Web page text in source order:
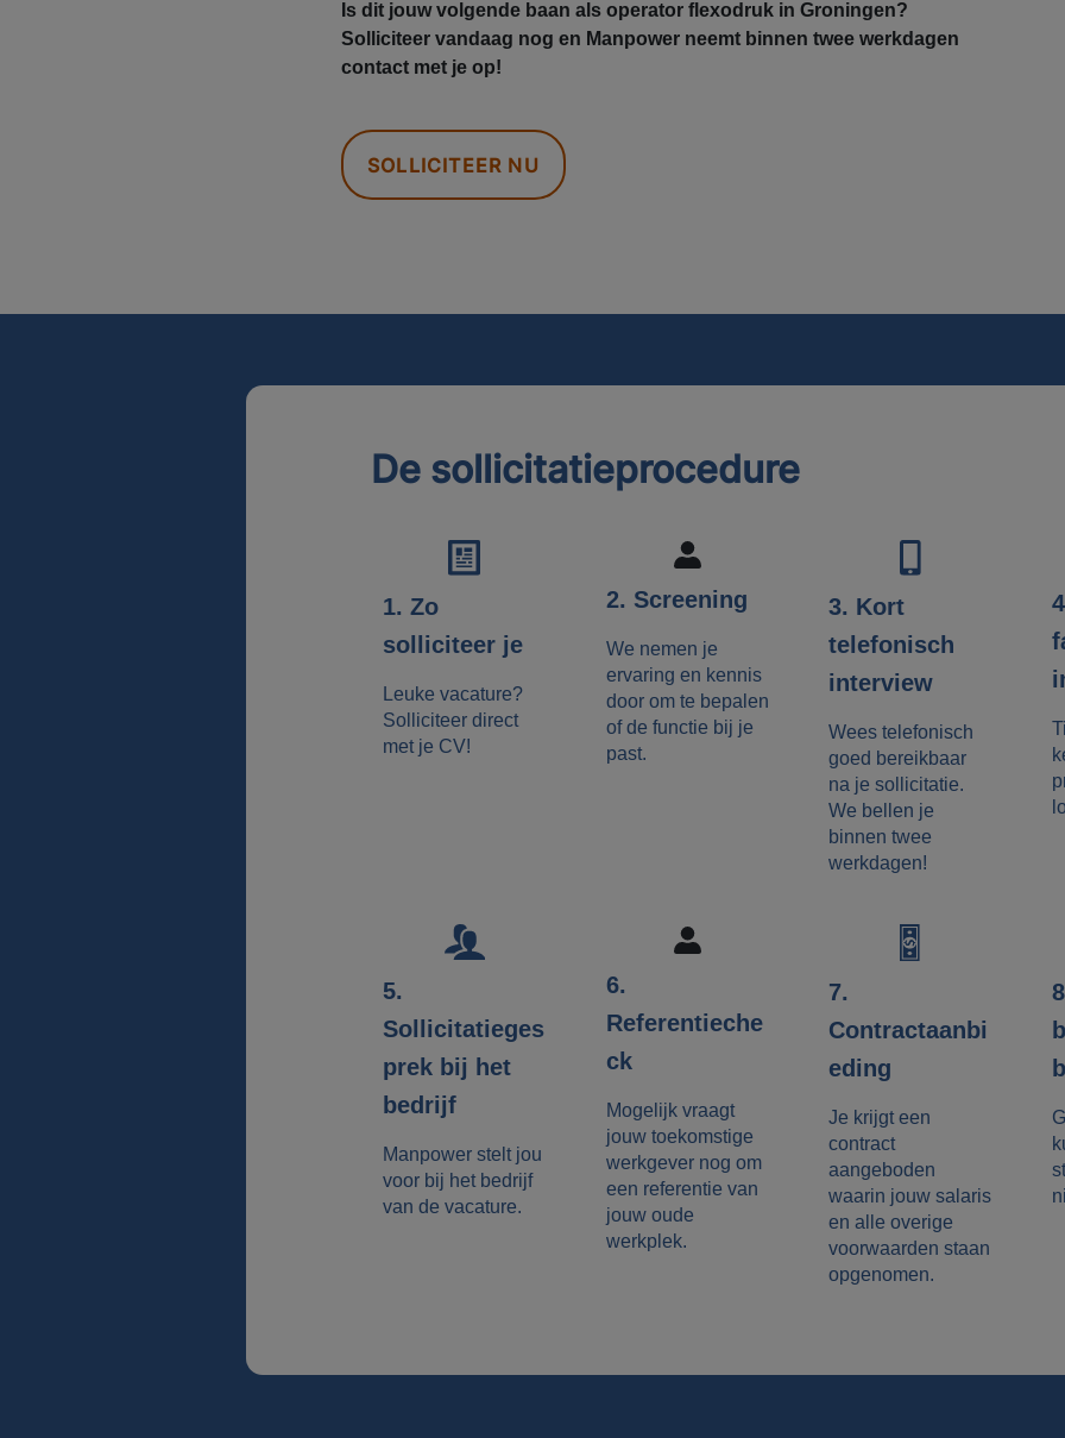
Is dit jouw volgende baan als operator flexodruk in Groningen?
Solliciteer vandaag nog en Manpower neemt binnen twee werkdagen
contact met je op!
SOLLICITEER NU
De sollicitatieprocedure
1. Zo
solliciteer je
Leuke vacature?
Solliciteer direct
met je CV!
2. Screening
We nemen je
ervaring en kennis
door om te bepalen
of de functie bij je
past.
3. Kort
telefonisch
interview
Wees telefonisch
goed bereikbaar
na je sollicitatie.
We bellen je
binnen twee
werkdagen!
5.
Sollicitatieges
prek bij het
bedrijf
Manpower stelt jou
voor bij het bedrijf
van de vacature.
6.
Referentieche
ck
Mogelijk vraagt
jouw toekomstige
werkgever nog om
een referentie van
jouw oude
werkplek.
7.
Contractaanbi
eding
Je krijgt een
contract
aangeboden
waarin jouw salaris
en alle overige
voorwaarden staan
opgenomen.